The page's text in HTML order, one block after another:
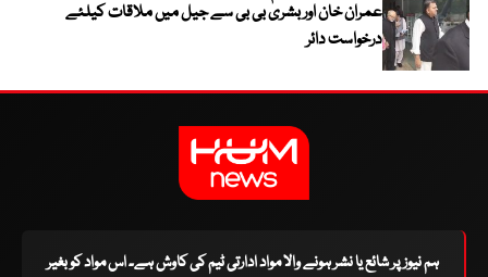
عمران خان اور بشریٰ بی بی سے جیل میں ملاقات کیلئے
درخواست دائر
ہم نیوز پر شائع یا نشر ہونے والا مواد ادارتی ٹیم کی کاوش ہے۔ اس مواد کو بغیر